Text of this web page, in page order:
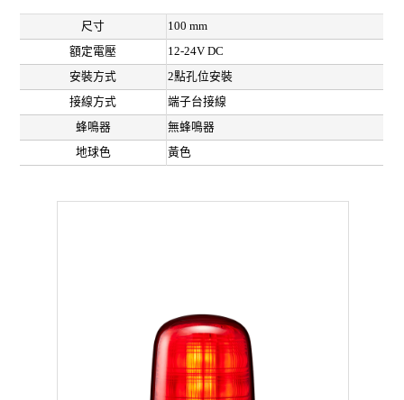
尺寸
100 mm
額定電壓
12-24V DC
安裝方式
2點孔位安裝
接線方式
端子台接線
蜂鳴器
無蜂鳴器
地球色
黃色